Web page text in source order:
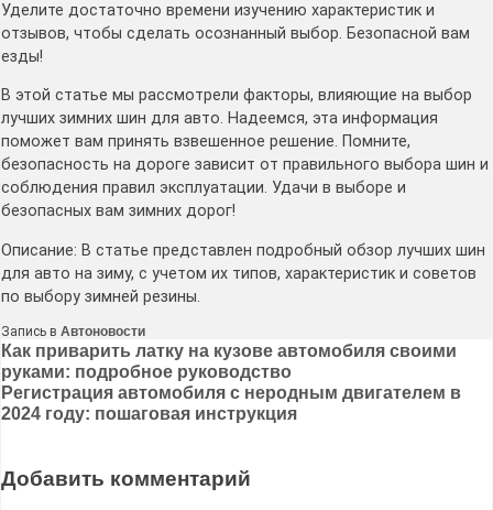
Уделите достаточно времени изучению характеристик и
отзывов, чтобы сделать осознанный выбор. Безопасной вам
езды!
В этой статье мы рассмотрели факторы, влияющие на выбор
лучших зимних шин для авто. Надеемся, эта информация
поможет вам принять взвешенное решение. Помните,
безопасность на дороге зависит от правильного выбора шин и
соблюдения правил эксплуатации. Удачи в выборе и
безопасных вам зимних дорог!
Описание: В статье представлен подробный обзор лучших шин
для авто на зиму, с учетом их типов, характеристик и советов
по выбору зимней резины.
Запись в Автоновости
Навигация
по
записям
Как приварить латку на кузове автомобиля своими
руками: подробное руководство
Регистрация автомобиля с неродным двигателем в
2024 году: пошаговая инструкция
Добавить комментарий